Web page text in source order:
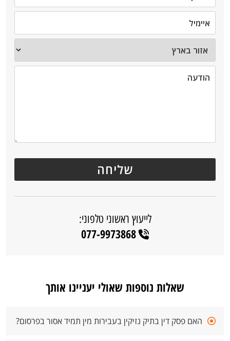
לייעוץ ראשוני טלפוני:
077-9973868
שאלות נוספות שאולי יעניינו אותך
האם פסק דין בתיק נזיקין בעבירות מין תמיד אסור בפרסום?